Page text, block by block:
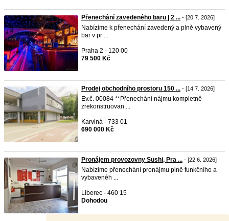
Přenechání zavedeného baru | 2 ... - [20.7. 2026]
Nabízíme k přenechání zavedený a plně vybavený
bar v pr ...
Praha 2 - 120 00
79 500 Kč
Prodej obchodního prostoru 150 ... - [14.7. 2026]
Ev.č. 00084 **Přenechání nájmu kompletně
zrekonstruovan ...
Karviná - 733 01
690 000 Kč
Pronájem provozovny Sushi, Pra ... - [22.6. 2026]
Nabízíme přenechání pronájmu plně funkčního a
vybavenéh ...
Liberec - 460 15
Dohodou